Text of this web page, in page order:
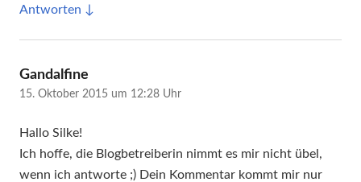
Antworten
Gandalfine
15. Oktober 2015 um 12:28 Uhr
Hallo Silke!
Ich hoffe, die Blogbetreiberin nimmt es mir nicht übel,
wenn ich antworte ;) Dein Kommentar kommt mir nur